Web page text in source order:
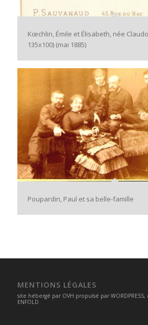
Kœchlin, Émile et Élisabeth, née
135x100) (mai 1885)
Poupardin, Paul et sa belle-famille
MENTIONS LÉGALES
site hébergé par OVH propulsé parWORDPRESS,
ENFOLD